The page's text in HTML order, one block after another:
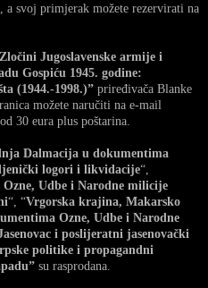
a svoj primjerak možete rezervirati na
Zločini Jugoslavenske armije i
Gospiću 1945. godine:
(1944.-1998.)” priređivača Blanke
možete naručiti na e-mail
30 eura plus poštarina.
Dalmacija u dokumentima
logori i likvidacije“,
Udbe i Narodne milicije
“, “Vrgorska krajina, Makarsko
Ozne, Udbe i Narodne
i poslijeratni jasenovački
politike i propagandni
su rasprodana.